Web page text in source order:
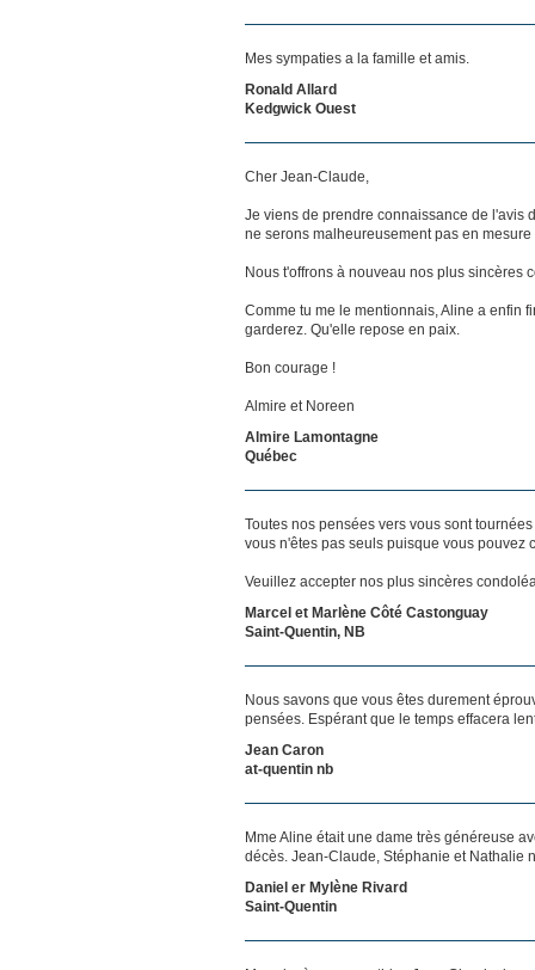
Mes sympaties a la famille et amis.
Ronald Allard
Kedgwick Ouest
Cher Jean-Claude,
Je viens de prendre connaissance de l'avis
ne serons malheureusement pas en
Nous t'offrons à nouveau nos plus sincères
Comme tu me le mentionnais, Aline a enfin
garderez. Qu'elle repose en paix.
Bon courage !
Almire et Noreen
Almire Lamontagne
Québec
Toutes nos pensées vers vous sont
vous n'êtes pas seuls puisque vous pouvez
Veuillez accepter nos plus sincères
Marcel et Marlène Côté Castonguay
Saint-Quentin, NB
Nous savons que vous êtes durement
pensées. Espérant que le temps effacera
Jean Caron
at-quentin nb
Mme Aline était une dame très généreuse
décès. Jean-Claude, Stéphanie et Nathalie
Daniel er Mylène Rivard
Saint-Quentin